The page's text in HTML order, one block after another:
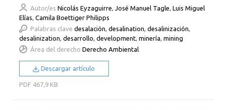
Autor/es Nicolás Eyzaguirre,José Manuel Tagle,Luis Miguel
Elías,Camila Boettiger Philipps
Palabras clave desalación,desalination,desalinización,
desalinization,desarrollo,development,minería,mining
Área del derecho Derecho Ambiental
Descargar artículo
PDF 467,9 KB